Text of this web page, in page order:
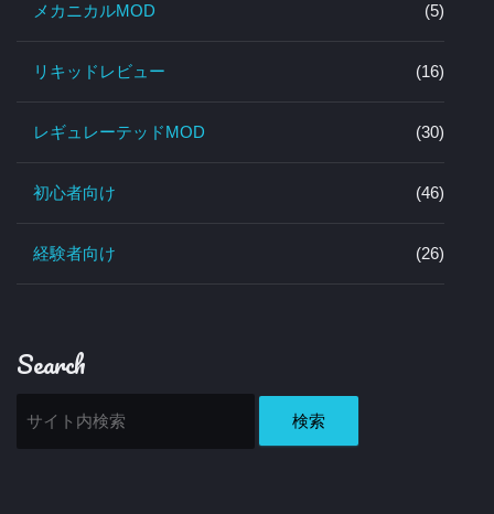
メカニカルMOD (5)
リキッドレビュー (16)
レギュレーテッドMOD (30)
初心者向け (46)
経験者向け (26)
Search